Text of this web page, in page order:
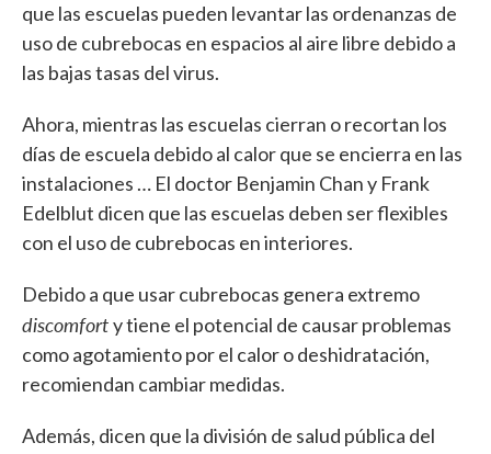
que las escuelas pueden levantar las ordenanzas de
uso de cubrebocas en espacios al aire libre debido a
las bajas tasas del virus.
Ahora, mientras las escuelas cierran o recortan los
días de escuela debido al calor que se encierra en las
instalaciones … El doctor Benjamin Chan y Frank
Edelblut dicen que las escuelas deben ser flexibles
con el uso de cubrebocas en interiores.
Debido a que usar cubrebocas genera extremo
discomforty tiene el potencial de causar problemas
como agotamiento por el calor o deshidratación,
recomiendan cambiar medidas.
Además, dicen que la división de salud pública del